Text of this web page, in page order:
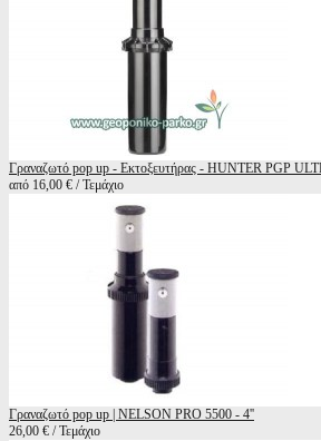
Γραναζωτό pop up - Εκτοξευτήρας - HUNTER PGP
από 16,00 € / Τεμάχιο
Γραναζωτό pop up | NELSON PRO 5500 - 4''
26,00 € / Τεμάχιο